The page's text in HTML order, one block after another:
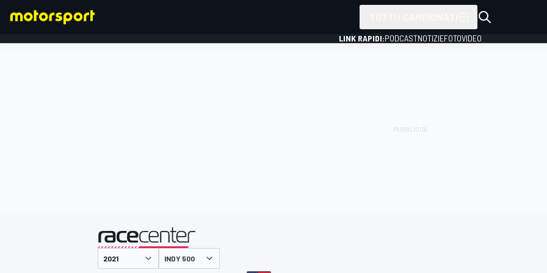
LINK RAPIDI:PODCASTNOTIZIEFOTOVIDEO
presentato da
INDY 500